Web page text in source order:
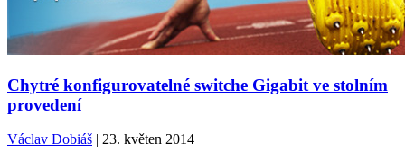
Chytré konfigurovatelné switche Gigabit ve stolním
provedení
Václav Dobiáš | 23. květen 2014